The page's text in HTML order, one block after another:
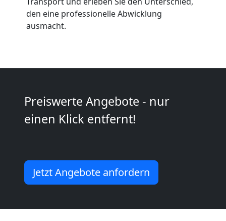
den eine professionelle Abwicklung
ausmacht.
Preiswerte Angebote - nur
einen Klick entfernt!
Jetzt Angebote anfordern
Mini
Umzug
Wiener
Umzug
Mann
+